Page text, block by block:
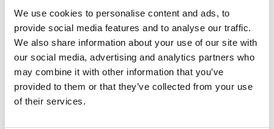
We use cookies to personalise content and ads, to
provide social media features and to analyse our traffic.
We also share information about your use of our site with
our social media, advertising and analytics partners who
may combine it with other information that you’ve
provided to them or that they’ve collected from your use
of their services.
internationale datatransfers al onderdeel zijn van je
organisatie of binnenkort worden ingevoerd—deze
whitepaper is voor jou. Het helpt je om juridische
onzekerheden te navigeren en je transfermechanismen
opnieuw te evalueren met helderheid en vertrouwen.
Download de whitepaper hieronder